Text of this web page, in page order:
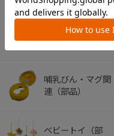
ベビーふとん（部
品）
哺乳びん・マグ関
連（部品）
ベビートイ（部